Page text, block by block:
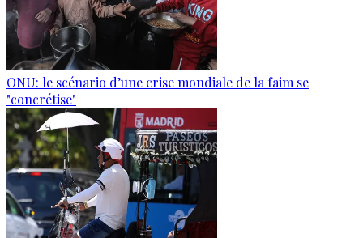
ONU: le scénario d’une crise mondiale de la faim se
"concrétise"